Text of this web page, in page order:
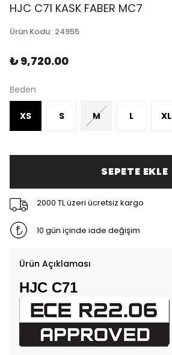
HJC C71 KASK FABER MC7
Ürün Kodu: 24955
₺ 9,720.00
Beden
XS S M L XL
SEPETE EKLE
2000 TL üzeri ücretsiz kargo
10 gün içinde iade değişim
Ürün Açıklaması
HJC C71